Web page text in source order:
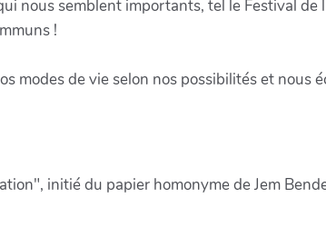
nous semblent importants, tel le Festival de
!
modes de vie selon nos possibilités et nous
initié du papier homonyme de Jem